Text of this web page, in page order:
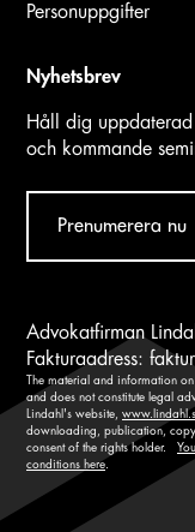
Personuppgifter
Nyhetsbrev
Håll dig
och kommande
Prenumerera nu
Advokatfirman
Fakturaadress:
The material and information
and does not constitute legal
Lindahl's website,
downloading, publication,
consent of the rights holder.
conditions here